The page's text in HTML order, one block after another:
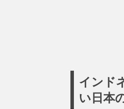
インド
い日本